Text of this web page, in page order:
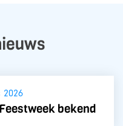
2026
bekend